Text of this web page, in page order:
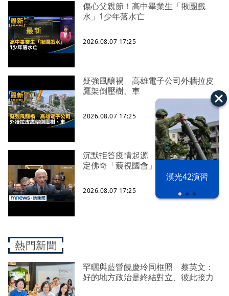
漢光42演習
傷心父親節！高中畢業生「揪團戲
水」1少年落水亡
2026.08.07 17:25
疑強風釀禍 高雄電子公司外牆拉皮
鷹架倒壓樹、車
2026.08.07 17:25
沉默拒答疫情起源 美參院委員會認
定佛奇「藐視國會」
2026.08.07 17:25
熱門新聞
罕曬與藍營饒慶玲同框照 蔡英文：
好的地方政治是終結對立、彼此接力